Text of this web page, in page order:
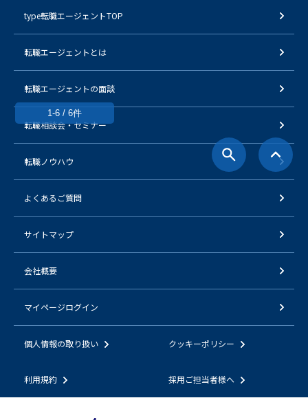
1-6 / 6件
type転職エージェントTOP
転職エージェントとは
転職エージェントの面談
転職相談会・セミナー
転職ノウハウ
よくあるご質問
サイトマップ
会社概要
マイページログイン
個人情報の取り扱い クッキーポリシー
利用規約 採用ご担当者様へ